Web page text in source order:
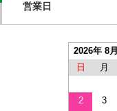
営業日
2026年 8月
日
月
2
3